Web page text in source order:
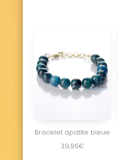
Bracelet apatite bleue
39,95€